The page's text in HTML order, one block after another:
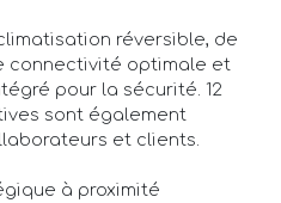
réversible, de
connectivité optimale et
pour la sécurité. 12
sont également
et clients.
à proximité